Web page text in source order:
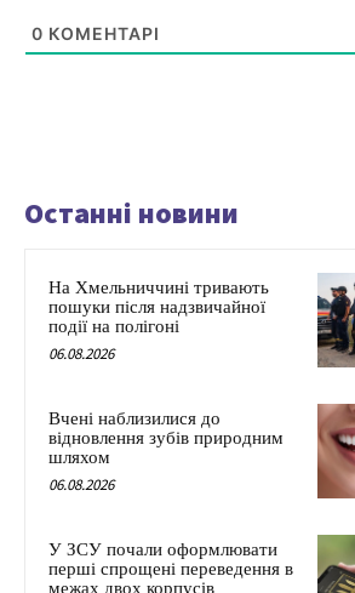
0 КОМЕНТАРІ
Останні новини
На Хмельниччині тривають
пошуки після надзвичайної
події на полігоні
06.08.2026
Вчені наблизилися до
відновлення зубів природним
шляхом
06.08.2026
У ЗСУ почали оформлювати
перші спрощені переведення в
межах двох корпусів